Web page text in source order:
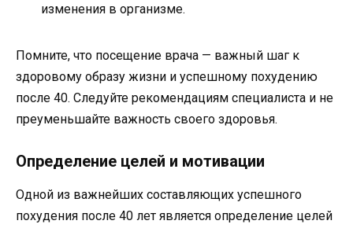
изменения в организме.
Помните, что посещение врача — важный шаг к
здоровому образу жизни и успешному похудению
после 40. Следуйте рекомендациям специалиста и не
преуменьшайте важность своего здоровья.
Определение целей и мотивации
Одной из важнейших составляющих успешного
похудения после 40 лет является определение целей